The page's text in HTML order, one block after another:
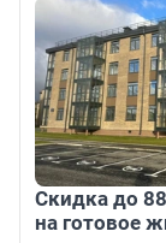
Скидка до
на готовое